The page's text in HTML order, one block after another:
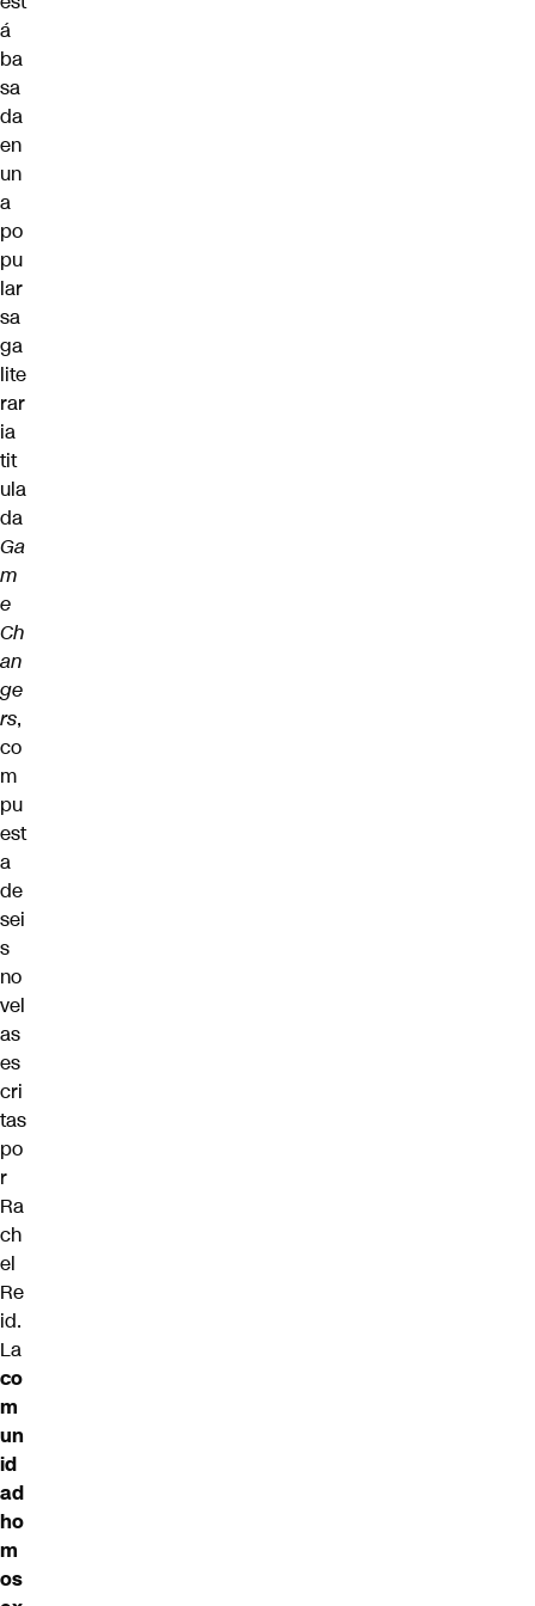
á
ba
sa
da
en
un
a
po
pu
lar
sa
ga
lite
rar
ia
tit
ula
da
Ga
m
e
Ch
an
ge
rs,
co
m
pu
est
a
de
sei
s
no
vel
as
es
cri
tas
po
r
Ra
ch
el
Re
id.
La
co
m
un
id
ad
ho
m
os